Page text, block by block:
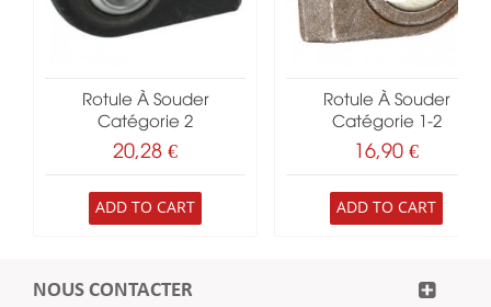
Rotule À Souder
Catégorie 2
20,28 €
ADD TO CART
Rotule À Souder
Catégorie 1-2
16,90 €
ADD TO CART
NOUS CONTACTER